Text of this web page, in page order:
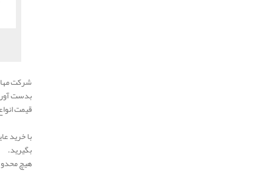
شرکت
بدست
قیمت
با خرید
بگیرید.
هیچ